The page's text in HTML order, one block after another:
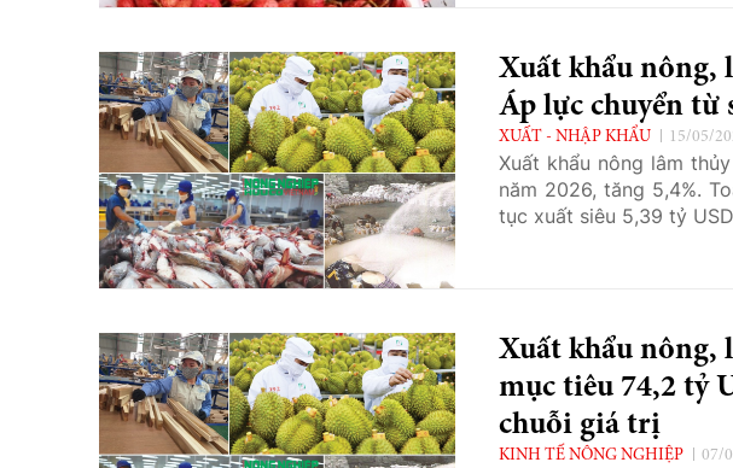
Xuất khẩu nông,
Áp lực chuyển từ
XUẤT - NHẬP KHẨU 15/05/
Xuất khẩu nông lâm
năm 2026, tăng 5,4%.
tục xuất siêu 5,39 tỷ
Xuất khẩu nông,
mục tiêu 74,2 tỷ
chuỗi giá trị
KINH TẾ NÔNG NGHIỆP 07/